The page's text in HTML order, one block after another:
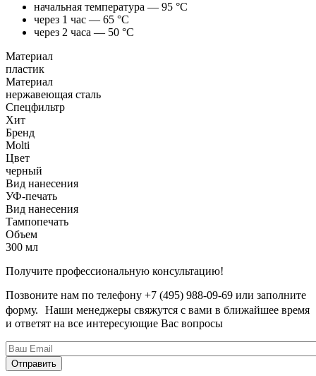
начальная температура — 95 °С
через 1 час — 65 °С
через 2 часа — 50 °С
Материал
пластик
Материал
нержавеющая сталь
Спецфильтр
Хит
Бренд
Molti
Цвет
черный
Вид нанесения
УФ-печать
Вид нанесения
Тампопечать
Объем
300 мл
Получите профессиональную консультацию!
Позвоните нам по телефону +7 (495) 988-09-69 или заполните
форму. Наши менеджеры свяжутся с вами в ближайшее время
и ответят на все интересующие Вас вопросы